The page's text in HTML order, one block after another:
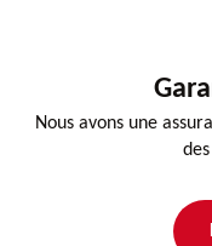
Nous avons une